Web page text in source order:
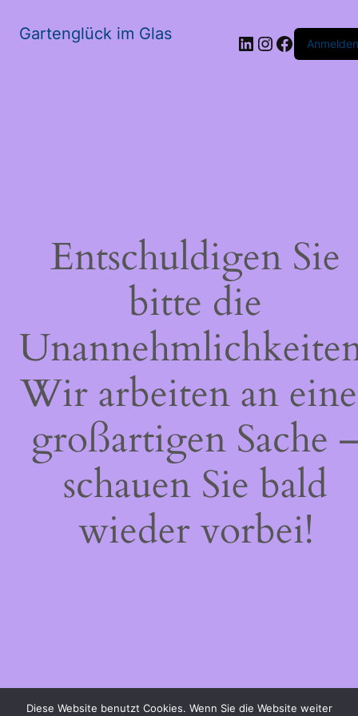
Gartenglück im Glas LinkedIn
Instagram
Anmelden
Entschuldigen Sie
bitte die
Wir arbeiten an
großartigen Sache
schauen Sie bald
wieder vorbei!
Diese Website benutzt Cookies. Wenn Sie die Website weiter